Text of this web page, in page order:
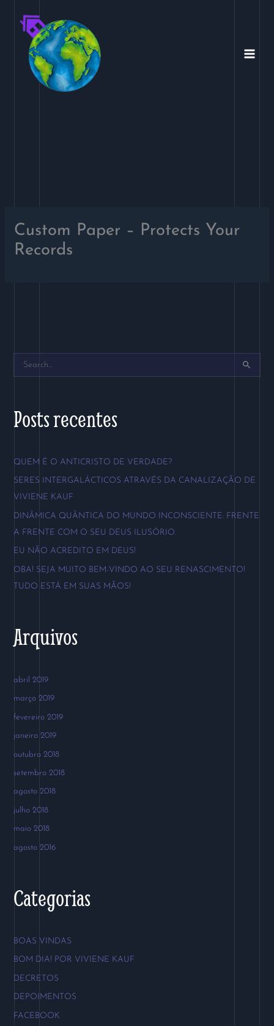
conteúdo
Custom Paper – Protects Your
Records
q
i
p
o
r
Posts recentes
QUEM É O ANTICRISTO DE VERDADE?
SERES INTERGALÁCTICOS ATRAVÉS DA CANALIZAÇÃO DE
VIVIENE KAUF
DINÂMICA QUÂNTICA DO MUNDO INCONSCIENTE: FRENTE
A FRENTE COM O SEU DEUS ILUSÓRIO.
EU NÃO ACREDITO EM DEUS!
OBA! SEJA MUITO BEM-VINDO AO SEU RENASCIMENTO!
TUDO ESTÁ EM SUAS MÃOS!
Arquivos
abril 2019
março 2019
fevereiro 2019
janeiro 2019
outubro 2018
setembro 2018
agosto 2018
julho 2018
maio 2018
agosto 2016
Categorias
BOAS VINDAS
BOM DIA! POR VIVIENE KAUF
DECRETOS
DEPOIMENTOS
FACEBOOK